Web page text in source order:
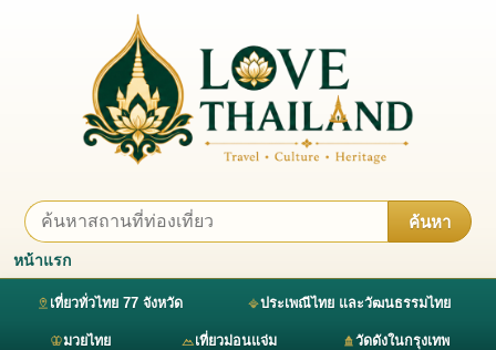
ค้นหา
หน้าแรก
เที่ยวทั่วไทย 77 จังหวัด ประเพณีไทย และวัฒนธรรมไทย
มวยไทย เที่ยวม่อนแจ่ม วัดดังในกรุงเทพ